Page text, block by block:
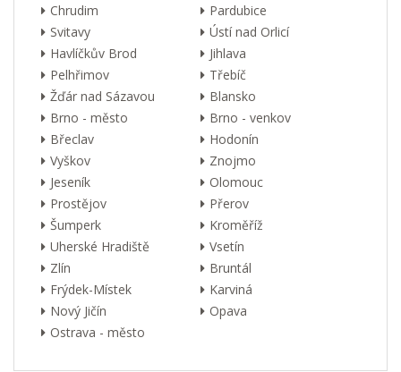
Chrudim
Pardubice
Svitavy
Ústí nad Orlicí
Havlíčkův Brod
Jihlava
Pelhřimov
Třebíč
Žďár nad Sázavou
Blansko
Brno - město
Brno - venkov
Břeclav
Hodonín
Vyškov
Znojmo
Jeseník
Olomouc
Prostějov
Přerov
Šumperk
Kroměříž
Uherské Hradiště
Vsetín
Zlín
Bruntál
Frýdek-Místek
Karviná
Nový Jičín
Opava
Ostrava - město